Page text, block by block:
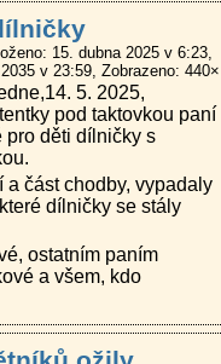
15. dubna 2025 v 6:23
v 23:59 Zobrazeno: 440×
5. 2025,
pod taktovkou paní
pro děti dílničky s
a část chodby, vypadaly
dílničky se stály
ostatním paním
a všem, kdo